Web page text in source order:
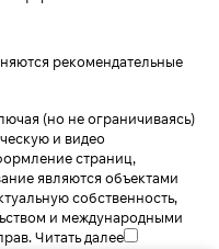
рекомендательные
(но не ограничиваясь)
и видео
страниц,
являются объектами
собственность,
и международными
Читать далее